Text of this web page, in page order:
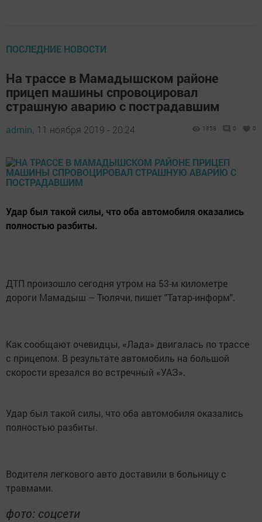
ПОСЛЕДНИЕ НОВОСТИ
На трассе в Мамадышском районе
прицеп машины спровоцировал
страшную аварию с пострадавшим
admin, 11 ноября 2019 - 20:24 1858 0 0
Удар был такой силы, что оба автомобиля оказались
полностью разбиты.
ДТП произошло сегодня утром на 53-м километре
дороги Мамадыш – Тюлячи, пишет "Татар-информ".
Как сообщают очевидцы, «Лада» двигалась по трассе
с прицепом. В результате автомобиль на большой
скорости врезался во встречный «УАЗ».
Удар был такой силы, что оба автомобиля оказались
полностью разбиты.
Водителя легкового авто доставили в больницу с
травмами.
фото: соцсети